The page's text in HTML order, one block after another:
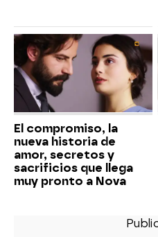
El compromiso, la
nueva historia de
amor, secretos y
sacrificios que llega
muy pronto a Nova